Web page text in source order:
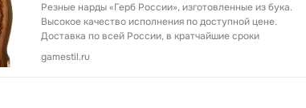
Резные нарды «Герб России», изготовленные из бука.
Высокое качество исполнения по доступной цене.
Доставка по всей России, в кратчайшие сроки
gamestil.ru